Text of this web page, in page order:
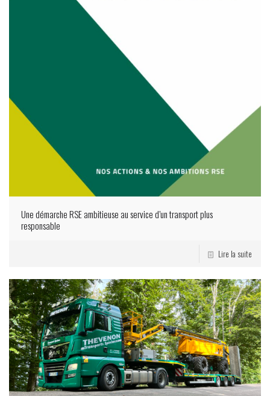
Une démarche RSE ambitieuse au service d’un transport plus
responsable
Lire la suite